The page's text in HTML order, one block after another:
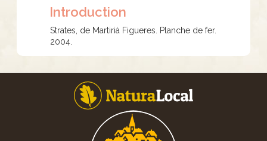
Introduction
Strates, de Martirià Figueres. Planche de fer.
2004.